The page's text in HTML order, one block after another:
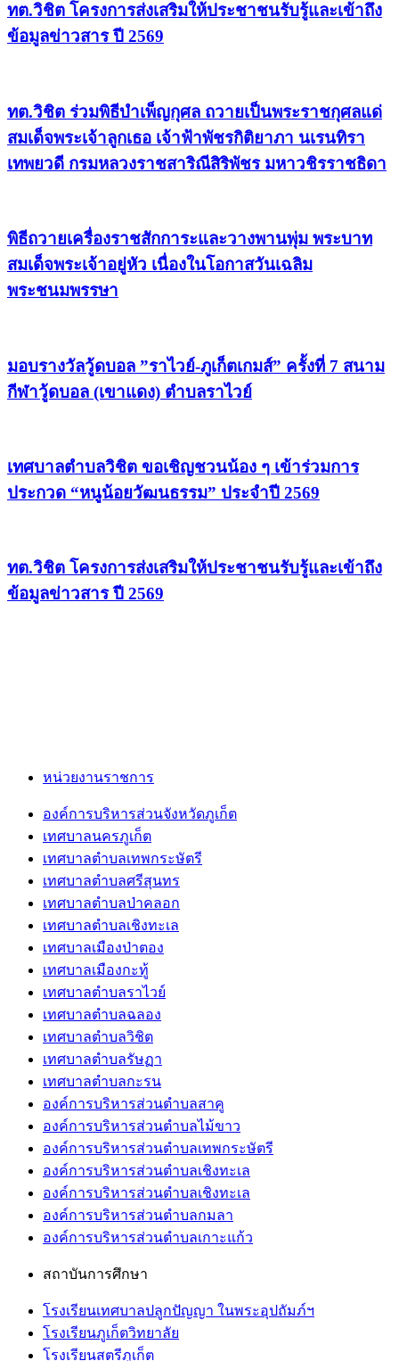
ทต.วิชิต โครงการส่งเสริมให้ประชาชนรับรู้และเข้าถึง
ข้อมูลข่าวสาร ปี 2569
ทต.วิชิต ร่วมพิธีบำเพ็ญกุศล ถวายเป็นพระราชกุศลแด่
สมเด็จพระเจ้าลูกเธอ เจ้าฟ้าพัชรกิติยาภา นเรนทิรา
เทพยวดี กรมหลวงราชสาริณีสิริพัชร มหาวชิรราชธิดา
พิธีถวายเครื่องราชสักการะและวางพานพุ่ม พระบาท
สมเด็จพระเจ้าอยู่หัว เนื่องในโอกาสวันเฉลิม
พระชนมพรรษา
มอบรางวัลวู้ดบอล ”ราไวย์-ภูเก็ตเกมส์” ครั้งที่ 7 สนาม
กีฬาวู้ดบอล (เขาแดง) ตำบลราไวย์
เทศบาลตำบลวิชิต ขอเชิญชวนน้อง ๆ เข้าร่วมการ
ประกวด “หนูน้อยวัฒนธรรม” ประจำปี 2569
ทต.วิชิต โครงการส่งเสริมให้ประชาชนรับรู้และเข้าถึง
ข้อมูลข่าวสาร ปี 2569
หน่วยงานราชการ
องค์การบริหารส่วนจังหวัดภูเก็ต
เทศบาลนครภูเก็ต
เทศบาลตำบลเทพกระษัตรี
เทศบาลตำบลศรีสุนทร
เทศบาลตำบลป่าคลอก
เทศบาลตำบลเชิงทะเล
เทศบาลเมืองป่าตอง
เทศบาลเมืองกะทู้
เทศบาลตำบลราไวย์
เทศบาลตำบลฉลอง
เทศบาลตำบลวิชิต
เทศบาลตำบลรัษฏา
เทศบาลตำบลกะรน
องค์การบริหารส่วนตำบลสาคู
องค์การบริหารส่วนตำบลไม้ขาว
องค์การบริหารส่วนตำบลเทพกระษัตรี
องค์การบริหารส่วนตำบลเชิงทะเล
องค์การบริหารส่วนตำบลเชิงทะเล
องค์การบริหารส่วนตำบลกมลา
องค์การบริหารส่วนตำบลเกาะแก้ว
สถาบันการศึกษา
โรงเรียนเทศบาลปลูกปัญญา ในพระอุปถัมภ์ฯ
โรงเรียนภูเก็ตวิทยาลัย
โรงเรียนสตรีภูเก็ต